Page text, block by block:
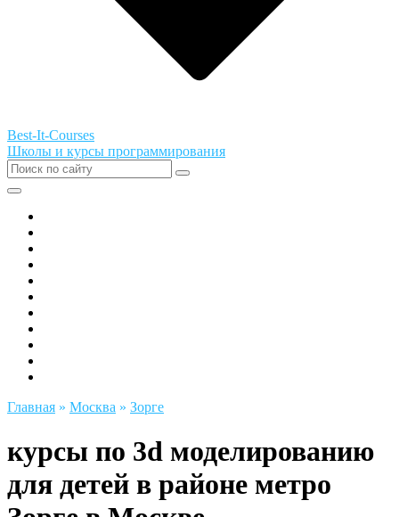
Best-It-Courses
Школы и курсы программирования
Главная » Москва » Зорге
курсы по 3d моделированию
для детей в районе метро